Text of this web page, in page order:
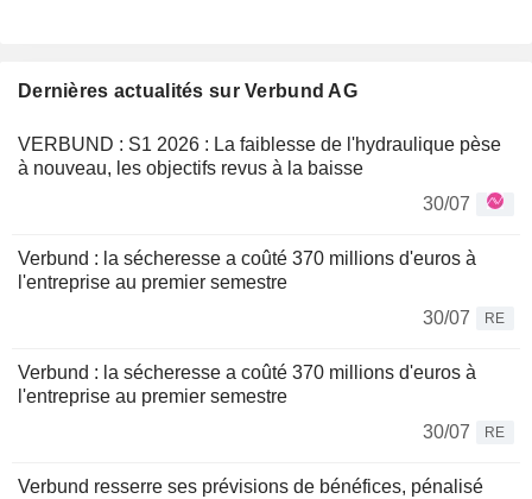
Dernières actualités sur Verbund AG
VERBUND : S1 2026 : La faiblesse de l'hydraulique pèse
à nouveau, les objectifs revus à la baisse
30/07
Verbund : la sécheresse a coûté 370 millions d'euros à
l'entreprise au premier semestre
30/07
RE
Verbund : la sécheresse a coûté 370 millions d'euros à
l'entreprise au premier semestre
30/07
RE
Verbund resserre ses prévisions de bénéfices, pénalisé